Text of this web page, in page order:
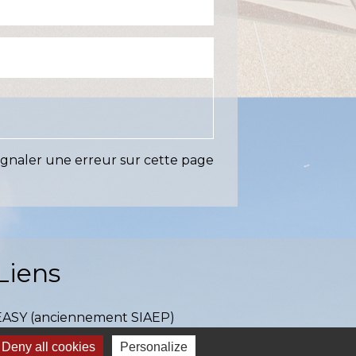
une erreur sur cette page
(anciennement SIAEP)
- La Pointe du Diamant
Deny all cookies Personalize